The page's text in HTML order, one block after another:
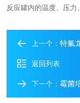
反应罐内的温度、压力
上一个：特氟
返回列表
下一个：霉菌